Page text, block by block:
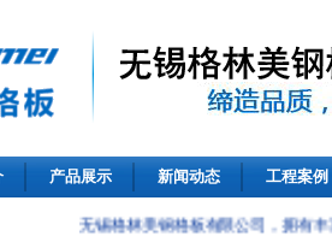
产品展示 新闻动态 工程案例
无锡格林美钢格板有限公司，拥有丰